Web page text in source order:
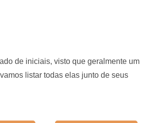
de iniciais, visto que geralmente um
listar todas elas junto de seus